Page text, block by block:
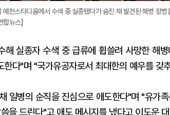
천스타디움에서 수색 중 실종됐다가 숨진 채 발견된 해병 장병
합뉴스]
해 실종자 수색 중 급류에 휩쓸려 사망한 해
한다"며 "국가유공자로서 최대한의 예우를 갖
일병의 순직을 진심으로 애도한다"며 "유가
을 드린다"고 애도 메시지를 냈다고 이도운